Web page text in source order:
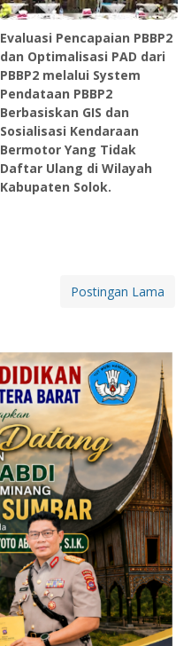
Evaluasi Pencapaian PBBP2
dan Optimalisasi PAD dari
PBBP2 melalui System
Pendataan PBBP2
Berbasiskan GIS dan
Sosialisasi Kendaraan
Bermotor Yang Tidak
Daftar Ulang di Wilayah
Kabupaten Solok.
Postingan Lama